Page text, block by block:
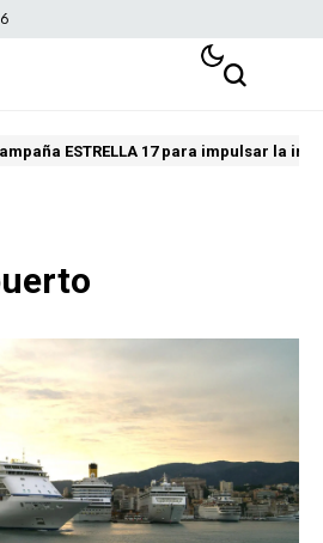
ESTRELLA 17 para impulsar la